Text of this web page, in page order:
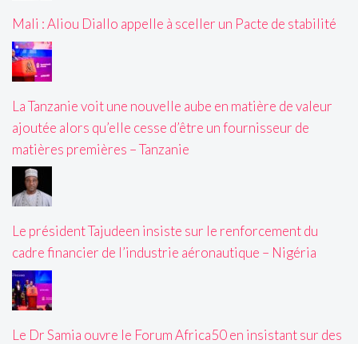
Mali : Aliou Diallo appelle à sceller un Pacte de stabilité
La Tanzanie voit une nouvelle aube en matière de valeur
ajoutée alors qu’elle cesse d’être un fournisseur de
matières premières – Tanzanie
Le président Tajudeen insiste sur le renforcement du
cadre financier de l’industrie aéronautique – Nigéria
Le Dr Samia ouvre le Forum Africa50 en insistant sur des